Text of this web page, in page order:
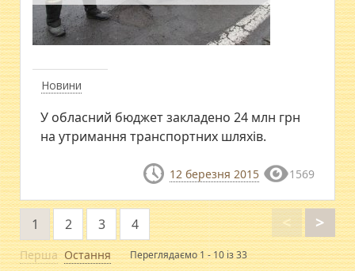
Новини
У обласний бюджет закладено 24 млн грн
на утримання транспортних шляхів.
12 березня 2015 1569
Перша
<
1 2 3 4 >
Остання Переглядаємо 1 - 10 із 33